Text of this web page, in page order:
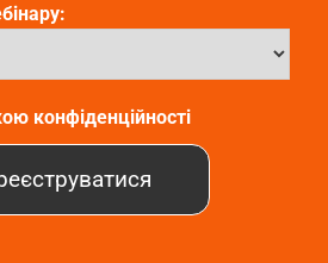
конфіденційності